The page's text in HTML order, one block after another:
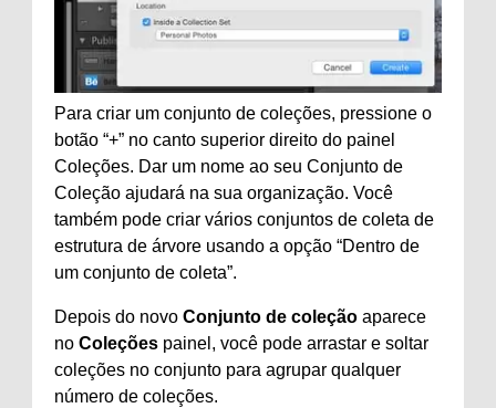
Para criar um conjunto de coleções, pressione o
botão “+” no canto superior direito do painel
Coleções. Dar um nome ao seu Conjunto de
Coleção ajudará na sua organização. Você
também pode criar vários conjuntos de coleta de
estrutura de árvore usando a opção “Dentro de
um conjunto de coleta”.
Depois do novo Conjunto de coleção aparece
no Coleções painel, você pode arrastar e soltar
coleções no conjunto para agrupar qualquer
número de coleções.